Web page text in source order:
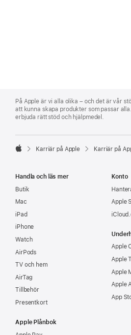
Footer
På Apple är vi alla olika – och det är vår
att kunna skapa produkter som passar
erbjuda rätt stöd och hjälpmedel.

Karriär på Apple Karriär på
Handla och läs mer
Butik
Mac
iPad
iPhone
Watch
AirPods
TV och hem
AirTag
Tillbehör
Presentkort
Apple Plånbok
Konto
Apple
Apple
Apple
Apple
Apple
App